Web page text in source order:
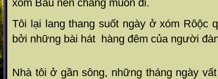
xóm Bàu nên chẳng muốn đi.
Tôi lại lang thang suốt ngày ở xóm Rôộc
bởi những bài hát hàng đêm của người
Nhà tôi ở gần sông, những tháng ngày